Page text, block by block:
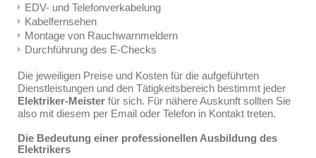
EDV- und Telefonverkabelung
Kabelfernsehen
Montage von Rauchwarnmeldern
Durchführung des E-Checks
Die jeweiligen Preise und Kosten für die aufgeführten
Dienstleistungen und den Tätigkeitsbereich bestimmt jeder
Elektriker-Meister für sich. Für nähere Auskunft sollten Sie
also mit diesem per Email oder Telefon in Kontakt treten.
Die Bedeutung einer professionellen Ausbildung des
Elektrikers